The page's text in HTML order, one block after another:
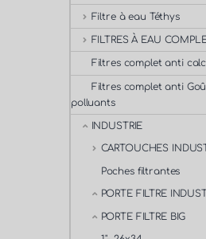
Filtre à eau Téthys
FILTRES À EAU
Filtres complet anti
Filtres complet anti
polluants
INDUSTRIE
CARTOUCHES
Poches filtrantes
PORTE FILTRE
PORTE FILTRE BIG